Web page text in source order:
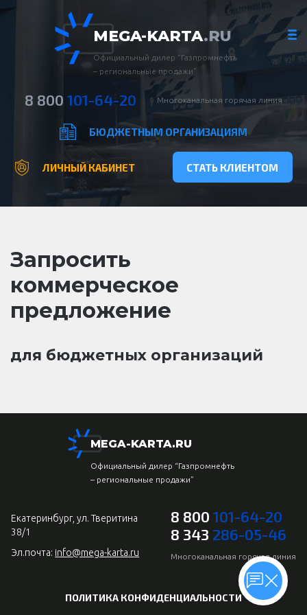
MEGA-KARTA.RU
Официальный дилер “Газпромнефть
– региональные продажи”
8 800 101-64-20 Многоканальная горячая линия
БЮДЖЕТНЫМ ОРГАНИЗАЦИЯМ
ЛИЧНЫЙ КАБИНЕТ СТАТЬ КЛИЕНТОМ
Запросить
коммерческое
предложение
для бюджетных организаций
MEGA-KARTA.RU
Официальный дилер “Газпромнефть
– региональные продажи”
Екатеринбург, ул. Тверитина
38/1
Эл.почта: info@mega-karta.ru
8 800 101-64-20
8 343 286-05-46
Многоканальная горячая линия
ПОЛИТИКА КОНФИДЕНЦИАЛЬНОСТИ